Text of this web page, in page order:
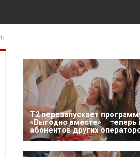
Т2 перезапускает
«Выгодно вместе» – теперь
абонентов других